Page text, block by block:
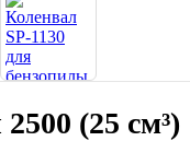
(25 см³)